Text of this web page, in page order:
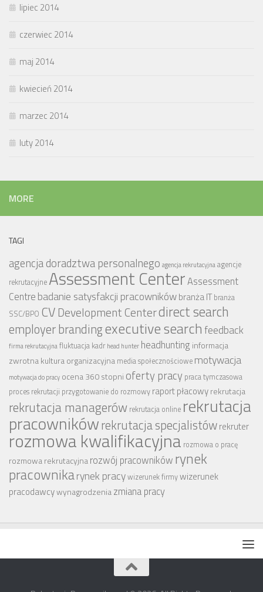
lipiec 2014
czerwiec 2014
maj 2014
kwiecień 2014
marzec 2014
luty 2014
MORE
TAGI
agencja doradztwa personalnego agencja rekrutacyjnaagencje
rekrutacyjne Assessment CenterAssessment
Centre badanie satysfakcji pracownikówbranża IT branża
SSC/BPO CV Development Centerdirect search
employer brandingexecutive searchfeedback
firma rekrutacyjnafluktuacja kadr head hunter headhunting informacja
zwrotnakultura organizacyjna media społecznościowe motywacja
motywacja do pracy ocena 360 stopni oferty pracy praca tymczasowa
proces rekrutacji przygotowanie do rozmowy raport płacowyrekrutacja
rekrutacja managerów rekrutacja online rekrutacja
pracownikówrekrutacja specjalistówrekruter
rozmowa kwalifikacyjna rozmowa o pracę
rozmowa rekrutacyjnarozwój pracowników rynek
pracownikarynek pracywizerunek firmywizerunek
pracodawcywynagrodzeniazmiana pracy